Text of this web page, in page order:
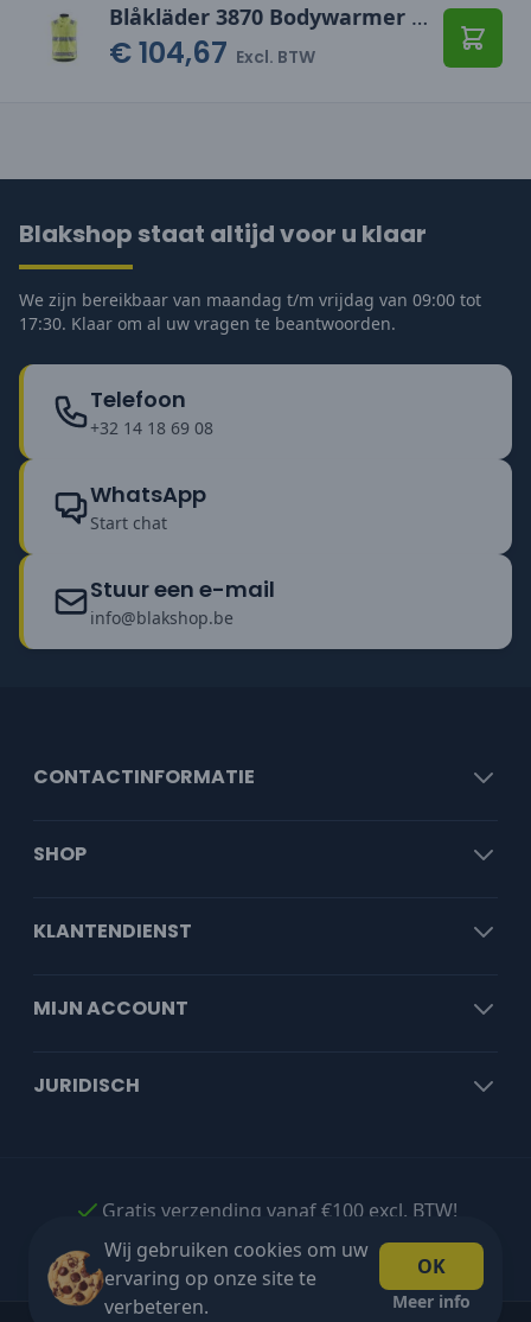
Wij gebruiken cookies om uw
ervaring op onze site te
verbeteren.
OK
Meer info
Blåkläder 3870 Bodywarmer High Vis
€ 104,67 Excl. BTW
Blakshop staat altijd voor u klaar
We zijn bereikbaar van maandag t/m vrijdag van 09:00 tot
17:30. Klaar om al uw vragen te beantwoorden.
Telefoon
+32 14 18 69 08
WhatsApp
Start chat
Stuur een e-mail
info@blakshop.be
CONTACTINFORMATIE
SHOP
KLANTENDIENST
MIJN ACCOUNT
JURIDISCH
Gratis verzending vanaf €100 excl. BTW!